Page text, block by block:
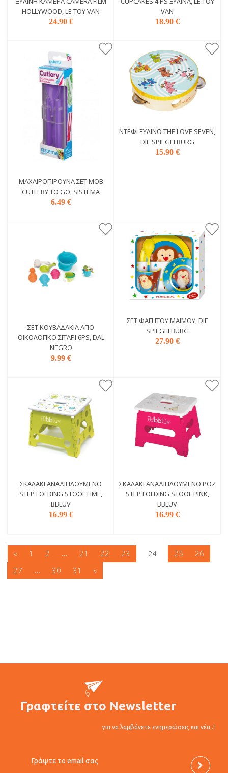
HOLLYWOOD, LE TOY VAN
24.90 €
VAN
18.90 €
ΜΑΧΑΙΡΟΠΊΡΟΥΝΑ ΣΕΤ ΜΟΒ
CUTLERY TO GO, SISTEMA
6.49 €
ΝΤΈΦΙ ΞΎΛΙΝΟ THE LOVE SEVEN,
DIE SPIEGELBURG
15.90 €
ΣΕΤ ΚΟΥΒΑΔΆΚΙΑ ΑΠΌ
ΟΙΚΟΛΟΓΙΚΌ ΣΙΤΆΡΙ 6PS, DAL
NEGRO
9.99 €
ΣΕΤ ΦΑΓΗΤΟΎ ΜΑΪΜΟΎ, DIE
SPIEGELBURG
27.90 €
ΣΚΑΛΆΚΙ ΑΝΑΔΙΠΛΟΎΜΕΝΟ
STEP FOLDING STOOL LIME,
BBLUV
16.99 €
ΣΚΑΛΆΚΙ ΑΝΑΔΙΠΛΟΎΜΕΝΟ ΡΟΖ
STEP FOLDING STOOL PINK,
BBLUV
16.99 €
« 1 2 ... 21 22 23 24 25
26
27
... 30 31 »
Γραφτείτε στο Newsletter
για να λαμβάνετε ενημερώσεις και νέα..!